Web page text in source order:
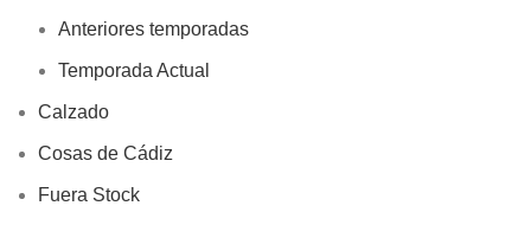
Anteriores temporadas
Temporada Actual
Calzado
Cosas de Cádiz
Fuera Stock